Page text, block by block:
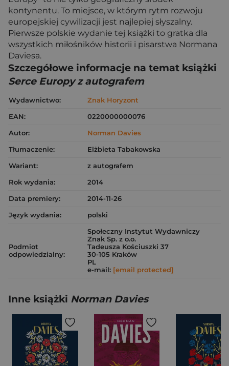
kontynentu. To miejsce, w którym rytm rozwoju
europejskiej cywilizacji jest najlepiej słyszalny.
Pierwsze polskie wydanie tej książki to gratka dla
wszystkich miłośników historii i pisarstwa Normana
Daviesa.
Szczegółowe informacje na temat książki
Serce Europy z autografem
Wydawnictwo:
Znak Horyzont
EAN:
0220000000076
Autor:
Norman Davies
Tłumaczenie:
Elżbieta Tabakowska
Wariant:
z autografem
Rok wydania:
2014
Data premiery:
2014-11-26
Język wydania:
polski
Podmiot
odpowiedzialny:
Społeczny Instytut Wydawniczy
Znak Sp. z o.o.
Tadeusza Kościuszki 37
30-105 Kraków
PL
e-mail: [email protected]
Inne książki Norman Davies